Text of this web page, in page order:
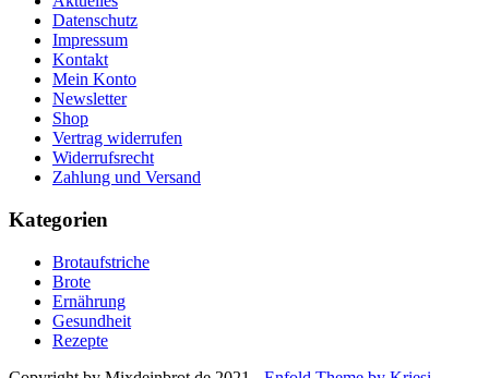
Datenschutz
Impressum
Kontakt
Mein Konto
Newsletter
Shop
Vertrag widerrufen
Widerrufsrecht
Zahlung und Versand
Kategorien
Brotaufstriche
Brote
Ernährung
Gesundheit
Rezepte